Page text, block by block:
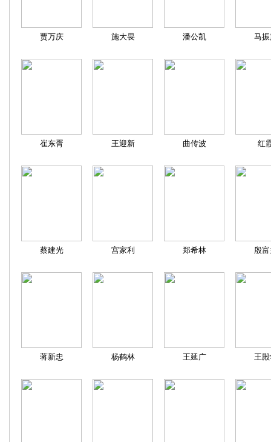
贾万庆 施大畏 潘公凯 马振
崔东胥 王迎新 曲传波 红
蔡建光 宫家利 郑希林 殷
蒋新忠 杨鹤林 王延广 王殿